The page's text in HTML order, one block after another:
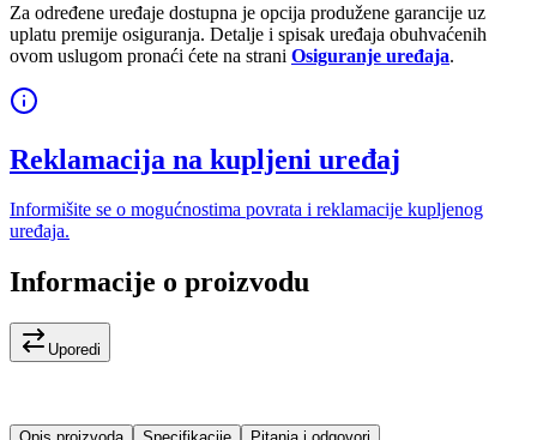
Za određene uređaje dostupna je opcija produžene garancije uz
uplatu premije osiguranja. Detalje i spisak uređaja obuhvaćenih
ovom uslugom pronaći ćete na strani Osiguranje uređaja.
Reklamacija na kupljeni uređaj
Informišite se o mogućnostima povrata i reklamacije kupljenog
uređaja.
Informacije o proizvodu
Uporedi